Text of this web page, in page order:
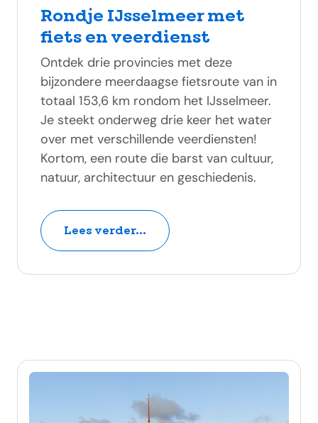
Rondje IJsselmeer met
fiets en veerdienst
Ontdek drie provincies met deze
bijzondere meerdaagse fietsroute van in
totaal 153,6 km rondom het IJsselmeer.
Je steekt onderweg drie keer het water
over met verschillende veerdiensten!
Kortom, een route die barst van cultuur,
natuur, architectuur en geschiedenis.
Lees verder...